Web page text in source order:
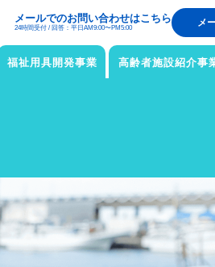
メールでのお問い合わせはこちら
24時間受付 / 回答：平日AM9:00〜PM5:00 メ
福祉用具開発事業 高齢者施設紹介事